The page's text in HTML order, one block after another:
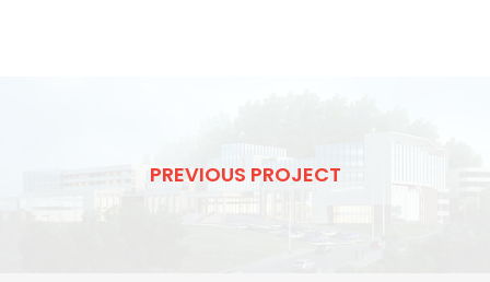
PREVIOUS PROJECT